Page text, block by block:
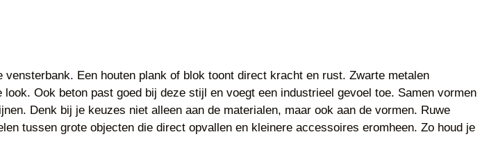
Een houten plank of blok toont direct kracht en rust. Zwarte metalen
Ook beton past goed bij deze stijl en voegt een industrieel gevoel toe. Samen vormen
Denk bij je keuzes niet alleen aan de materialen, maar ook aan de vormen. Ruwe
tussen grote objecten die direct opvallen en kleinere accessoires eromheen. Zo houd je